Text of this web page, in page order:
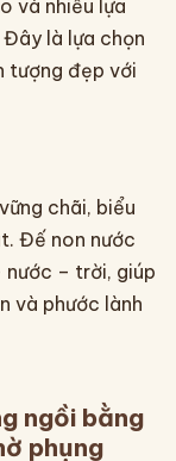
và nhiều lựa
là lựa chọn
tượng đẹp với
chãi, biểu
Đế non nước
– trời, giúp
và phước lành
ngồi bằng
phụng